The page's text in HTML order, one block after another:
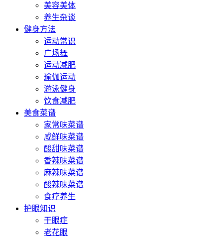
美容美体
养生杂谈
健身方法
运动常识
广场舞
运动减肥
瑜伽运动
游泳健身
饮食减肥
美食菜谱
家常味菜谱
咸鲜味菜谱
酸甜味菜谱
香辣味菜谱
麻辣味菜谱
酸辣味菜谱
食疗养生
护眼知识
干眼症
老花眼